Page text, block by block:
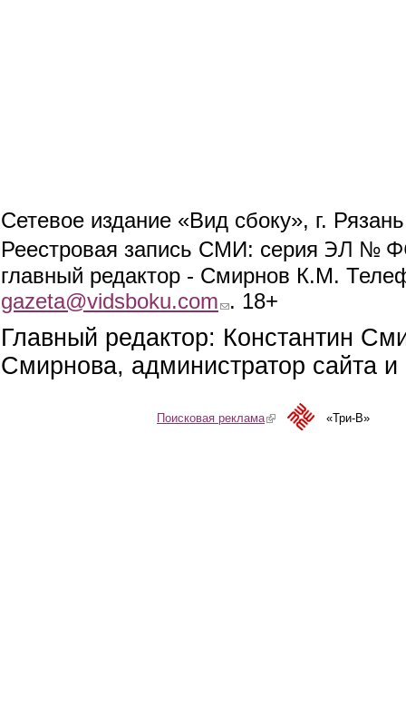
Сетевое издание «Вид сбоку», г.
Реестровая запись СМИ: серия ЭЛ №
главный редактор - Смирнов К.М.
gazeta@vidsboku.com (link sends e-mail)
. 18+
Главный редактор: Константин
Смирнова, администратор сайта
Поисковая реклама(link is external)«Три-В»